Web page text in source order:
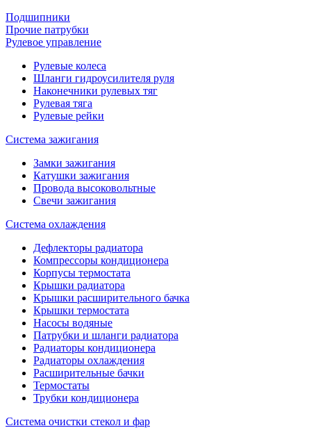
Подшипники
Прочие патрубки
Рулевое управление
Рулевые колеса
Шланги гидроусилителя руля
Наконечники рулевых тяг
Рулевая тяга
Рулевые рейки
Система зажигания
Замки зажигания
Катушки зажигания
Провода высоковольтные
Свечи зажигания
Система охлаждения
Дефлекторы радиатора
Компрессоры кондиционера
Корпусы термостата
Крышки радиатора
Крышки расширительного бачка
Крышки термостата
Насосы водяные
Патрубки и шланги радиатора
Радиаторы кондиционера
Радиаторы охлаждения
Расширительные бачки
Термостаты
Трубки кондиционера
Система очистки стекол и фар